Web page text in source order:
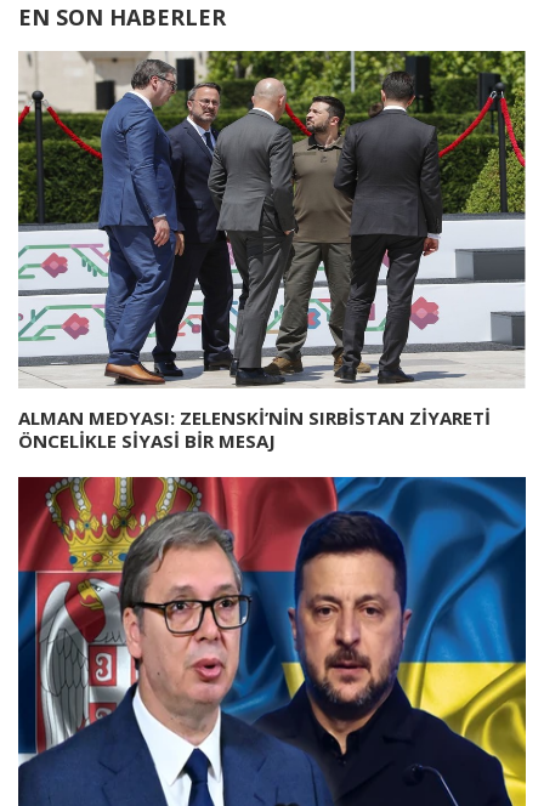
EN SON HABERLER
ALMAN MEDYASI: ZELENSKİ’NİN SIRBİSTAN ZİYARETİ
ÖNCELİKLE SİYASİ BİR MESAJ